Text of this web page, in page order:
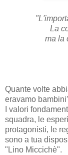
La
ma la
Quante volte
eravamo
I valori
squadra, le
protagonisti, le
sono a tua
"Lino Miccichè".